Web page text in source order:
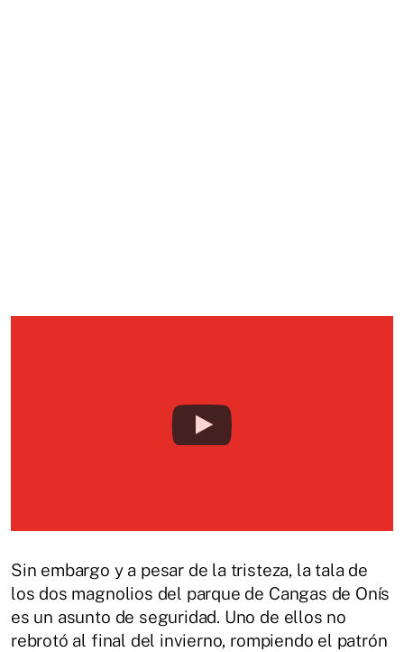
Sin embargo y a pesar de la tristeza, la tala de
los dos magnolios del parque de Cangas de Onís
es un asunto de seguridad. Uno de ellos no
rebrotó al final del invierno, rompiendo el patrón